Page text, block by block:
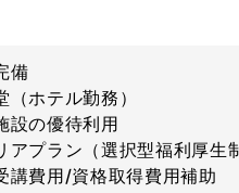
備
（ホテル勤務）
設の優待利用
アプラン（選択型福利厚
講費用/資格取得費用補助